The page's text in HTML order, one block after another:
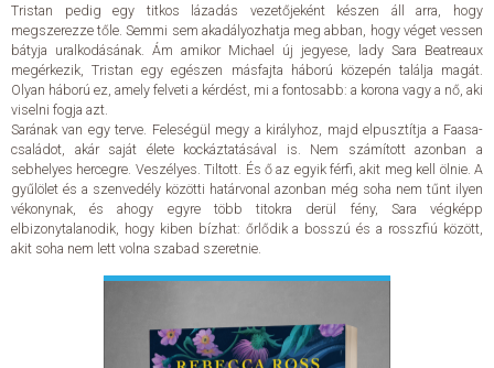
Tristan pedig egy titkos lázadás vezetőjeként készen áll arra, hogy
megszerezze tőle. Semmi sem akadályozhatja meg abban, hogy véget vessen
bátyja uralkodásának. Ám amikor Michael új jegyese, lady Sara Beatreaux
megérkezik, Tristan egy egészen másfajta háború közepén találja magát.
Olyan háború ez, amely felveti a kérdést, mi a fontosabb: a korona vagy a nő, aki
viselni fogja azt.
Sarának van egy terve. Feleségül megy a királyhoz, majd elpusztítja a Faasa-
családot, akár saját élete kockáztatásával is. Nem számított azonban a
sebhelyes hercegre. Veszélyes. Tiltott. És ő az egyik férfi, akit meg kell ölnie. A
gyűlölet és a szenvedély közötti határvonal azonban még soha nem tűnt ilyen
vékonynak, és ahogy egyre több titokra derül fény, Sara végképp
elbizonytalanodik, hogy kiben bízhat: őrlődik a bosszú és a rosszfiú között,
akit soha nem lett volna szabad szeretnie.
ELŐRENDELÉSI TOPLISTA
KÍVÁNSÁG TOPLISTA
ELADÁSI SIKERLISTA
ÁLTALÁNOS SZERZŐDÉSI FELTÉTELEK